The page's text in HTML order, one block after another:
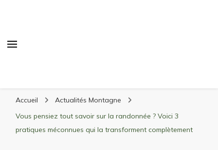
matériel, stations de ski
Accueil
Actualités Montagne
Vous pensiez tout savoir sur la randonnée ? Voici 3
pratiques méconnues qui la transforment complètement